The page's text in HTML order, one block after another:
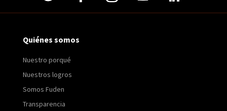
Quiénes somos
Nuestro porqué
Nuestros logros
Somos Fuden
Transparencia